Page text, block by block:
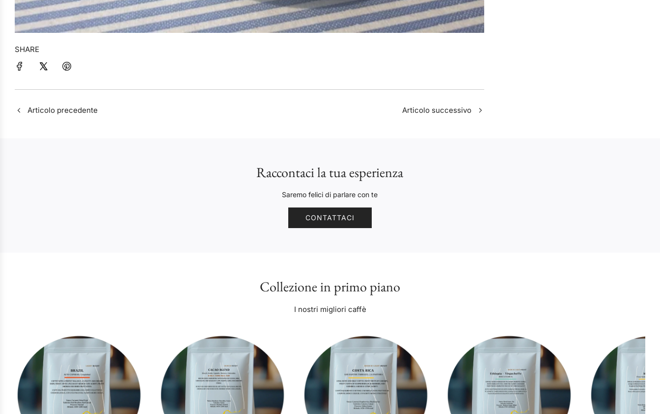
SHARE
Articolo precedente Articolo successivo
Raccontaci la tua esperienza
Saremo felici di parlare con te
CONTATTACI
Collezione in primo piano
I nostri migliori caffè